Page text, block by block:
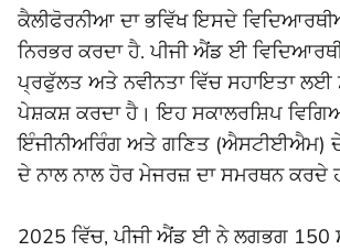
ਕੈਲੀਫੋਰਨੀਆ ਦਾ ਭਵਿੱਖ ਇਸਦੇ
ਨਿਰਭਰ ਕਰਦਾ ਹੈ. ਪੀਜੀ ਐਂਡ ਈ
ਪ੍ਰਫੁੱਲਤ ਅਤੇ ਨਵੀਨਤਾ ਵਿੱਚ ਸਹਾਇਤਾ ਲਈ
ਪੇਸ਼ਕਸ਼ ਕਰਦਾ ਹੈ। ਇਹ ਸਕਾਲਰਸ਼ਿਪ
ਇੰਜੀਨੀਅਰਿੰਗ ਅਤੇ ਗਣਿਤ (ਐਸਟੀਈਐਮ)
ਦੇ ਨਾਲ ਨਾਲ ਹੋਰ ਮੇਜਰਜ਼ ਦਾ ਸਮਰਥਨ ਕਰਦੇ
2025 ਵਿੱਚ, ਪੀਜੀ ਐਂਡ ਈ ਨੇ ਲਗਭਗ 150